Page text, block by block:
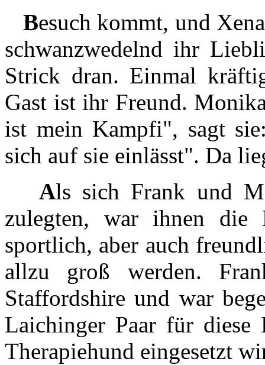
Besuch kommt, und
schwanzwedelnd ihr
Strick dran. Einmal
Gast ist ihr Freund.
ist mein Kampfi", sagt
sich auf sie einlässt". Da
Als sich Frank und
zulegten, war ihnen
sportlich, aber auch
allzu groß werden.
Staffordshire und war
Laichinger Paar für diese
Therapiehund eingesetzt